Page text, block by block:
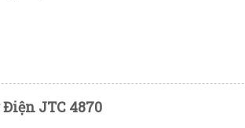
JTC 4870